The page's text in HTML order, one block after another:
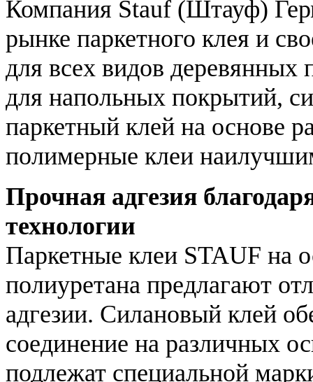
Компания Stauf (Штауф)
рынке паркетного клея и
для всех видов
для напольных покрытий,
паркетный клей на основе
полимерные клеи
Прочная адгезия
технологии
Паркетные клеи STAUF на
полиуретана предлагают
адгезии. Силановый клей
соединение на различных
подлежат специальной